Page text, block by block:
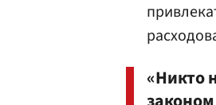
«Никто